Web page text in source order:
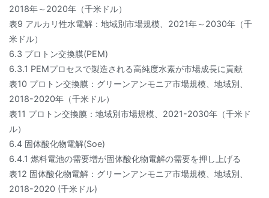
2018年～2020年（千米ドル）
表9 アルカリ性水電解：地域別市場規模、2021年～2030年（千
米ドル）
6.3 プロトン交換膜(PEM)
6.3.1 PEMプロセスで製造される高純度水素が市場成長に貢献
表10 プロトン交換膜：グリーンアンモニア市場規模、地域別、
2018-2020年（千米ドル）
表11 プロトン交換膜：地域別市場規模、2021-2030年（千米ド
ル）
6.4 固体酸化物電解(Soe)
6.4.1 燃料電池の需要増が固体酸化物電解の需要を押し上げる
表12 固体酸化物電解：グリーンアンモニア市場規模、地域別、
2018-2020 (千米ドル)